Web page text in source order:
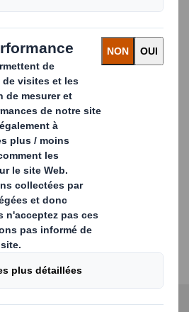
comprennent des mousses
à base de copolymères ou des
presque toujours associés à
que le plastique, le carton ondulé
une protection parfaite du
le stockage et la
and next buttons to move